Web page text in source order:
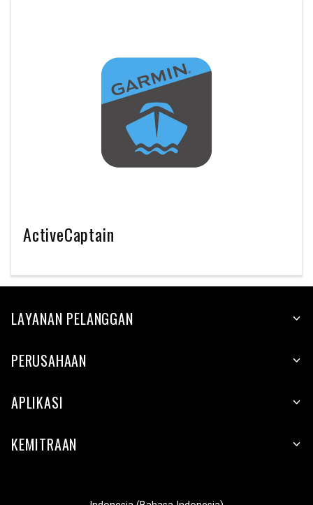
ActiveCaptain
LAYANAN PELANGGAN
PERUSAHAAN
APLIKASI
KEMITRAAN